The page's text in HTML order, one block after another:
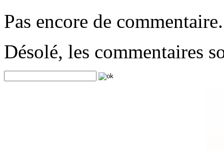
Pas encore de commentaire.
Désolé, les commentaires